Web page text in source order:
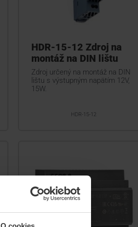
HDR-15-12 Zdroj na
montáž na DIN lištu
Zdroj určený na montáž na DIN
lištu s výstupným napätím 12V,
15W.
HDR-15-12